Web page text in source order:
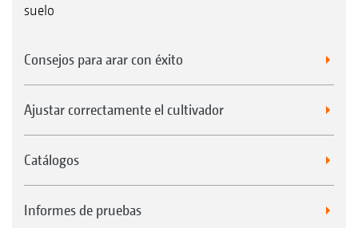
suelo
Consejos para arar con éxito
Ajustar correctamente el cultivador
Catálogos
Informes de pruebas